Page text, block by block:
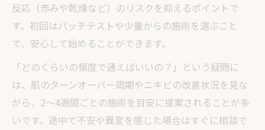
反応（赤みや乾燥など）のリスクを抑えるポイントで
す。初回はパッチテストや少量からの施術を選ぶこと
で、安心して始めることができます。
「どのくらいの頻度で通えばいいの？」という疑問に
は、肌のターンオーバー周期やニキビの改善状況を見な
がら、2〜4週間ごとの施術を目安に提案されることが多
いです。途中で不安や異変を感じた場合はすぐに相談で